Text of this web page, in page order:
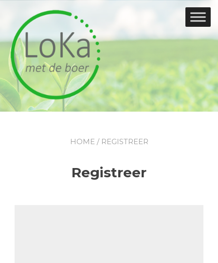
inhoud
HOME / REGISTREER
Registreer